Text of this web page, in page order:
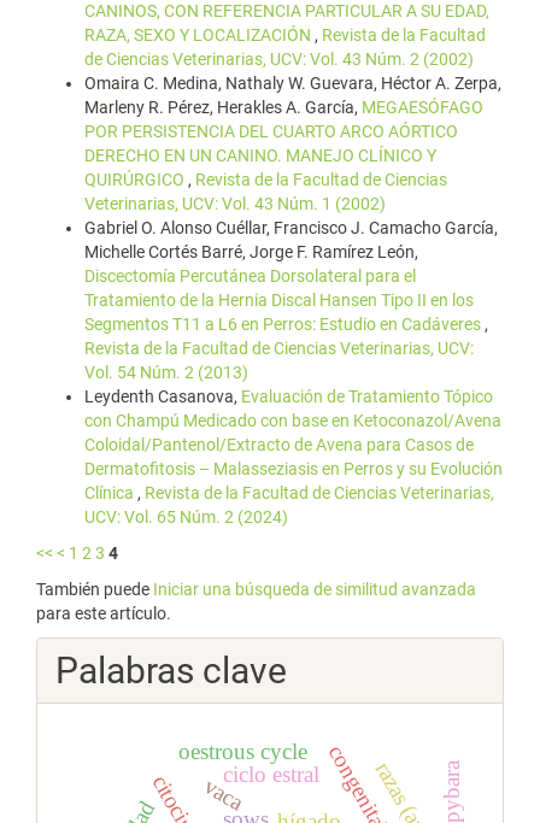
CANINOS, CON REFERENCIA PARTICULAR A SU EDAD,
RAZA, SEXO Y LOCALIZACIÓN , Revista de la Facultad
de Ciencias Veterinarias, UCV: Vol. 43 Núm. 2 (2002)
Omaira C. Medina, Nathaly W. Guevara, Héctor A. Zerpa,
Marleny R. Pérez, Herakles A. García, MEGAESÓFAGO
POR PERSISTENCIA DEL CUARTO ARCO AÓRTICO
DERECHO EN UN CANINO. MANEJO CLÍNICO Y
QUIRÚRGICO , Revista de la Facultad de Ciencias
Veterinarias, UCV: Vol. 43 Núm. 1 (2002)
Gabriel O. Alonso Cuéllar, Francisco J. Camacho García,
Michelle Cortés Barré, Jorge F. Ramírez León,
Discectomía Percutánea Dorsolateral para el
Tratamiento de la Hernia Discal Hansen Tipo II en los
Segmentos T11 a L6 en Perros: Estudio en Cadáveres,
Revista de la Facultad de Ciencias Veterinarias, UCV:
Vol. 54 Núm. 2 (2013)
Leydenth Casanova, Evaluación de Tratamiento Tópico
con Champú Medicado con base en Ketoconazol/Avena
Coloidal/Pantenol/Extracto de Avena para Casos de
Dermatofitosis – Malasseziasis en Perros y su Evolución
Clínica , Revista de la Facultad de Ciencias Veterinarias,
UCV: Vol. 65 Núm. 2 (2024)
<< < 1 23 4
También puede Iniciar una búsqueda de similitud avanzada
para este artículo.
Palabras clave
vaca
ciclo estral
oestrous cycle
capybara